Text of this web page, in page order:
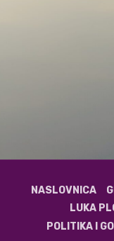
NASLOVNICA
LUKA
POLITIKA I